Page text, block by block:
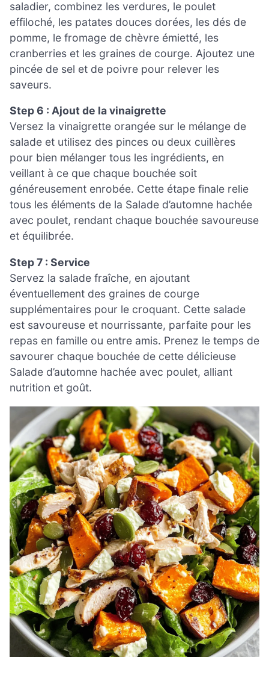
saladier, combinez les verdures, le poulet
effiloché, les patates douces dorées, les dés de
pomme, le fromage de chèvre émietté, les
cranberries et les graines de courge. Ajoutez une
pincée de sel et de poivre pour relever les
saveurs.
Step 6 : Ajout de la vinaigrette
Versez la vinaigrette orangée sur le mélange de
salade et utilisez des pinces ou deux cuillères
pour bien mélanger tous les ingrédients, en
veillant à ce que chaque bouchée soit
généreusement enrobée. Cette étape finale relie
tous les éléments de la Salade d’automne hachée
avec poulet, rendant chaque bouchée savoureuse
et équilibrée.
Step 7 : Service
Servez la salade fraîche, en ajoutant
éventuellement des graines de courge
supplémentaires pour le croquant. Cette salade
est savoureuse et nourrissante, parfaite pour les
repas en famille ou entre amis. Prenez le temps de
savourer chaque bouchée de cette délicieuse
Salade d’automne hachée avec poulet, alliant
nutrition et goût.